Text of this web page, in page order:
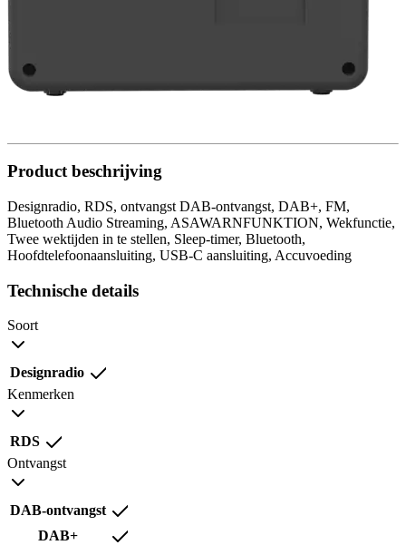
Product beschrijving
Designradio, RDS, ontvangst DAB-ontvangst, DAB+, FM,
Bluetooth Audio Streaming, ASAWARNFUNKTION, Wekfunctie,
Twee wektijden in te stellen, Sleep-timer, Bluetooth,
Hoofdtelefoonaansluiting, USB-C aansluiting, Accuvoeding
Technische details
Soort
Designradio
Kenmerken
RDS
Ontvangst
DAB-ontvangst
DAB+